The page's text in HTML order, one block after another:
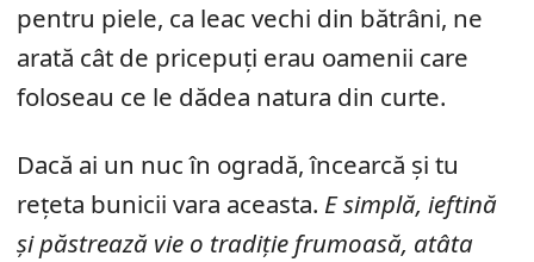
pentru piele, ca leac vechi din bătrâni, ne
arată cât de pricepuți erau oamenii care
foloseau ce le dădea natura din curte.
Dacă ai un nuc în ogradă, încearcă și tu
rețeta bunicii vara aceasta. E simplă, ieftină
și păstrează vie o tradiție frumoasă, atâta